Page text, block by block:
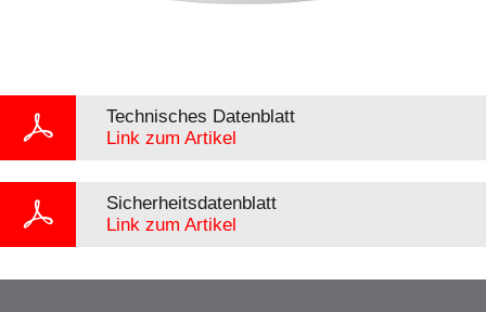
Technisches Datenblatt
Link zum Artikel
Sicherheitsdatenblatt
Link zum Artikel